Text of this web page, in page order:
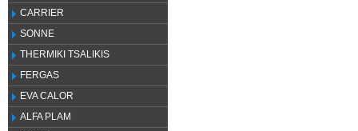
CARRIER
SONNE
THERMIKI TSALIKIS
FERGAS
EVA CALOR
ALFA PLAM